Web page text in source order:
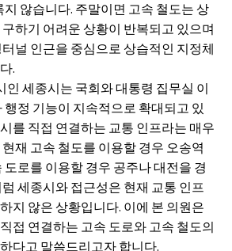
않습니다. 주말이면 고속 철도는 상
하기 어려운 상황이 반복되고 있으며
널 인근을 중심으로 상습적인 지정체
.
인 세종시는 국회와 대통령 집무실 이
행정 기능이 지속적으로 확대되고 있
를 직접 연결하는 교통 인프라는 매우
재 고속 철도를 이용할 경우 오송역
도로를 이용할 경우 공주나 대전을 경
세종시와 접근성은 현재 교통 인프
지 않은 상황입니다. 이에 본 의원은
접 연결하는 고속 도로와 고속 철도의
다고 말씀드리고자 합니다.